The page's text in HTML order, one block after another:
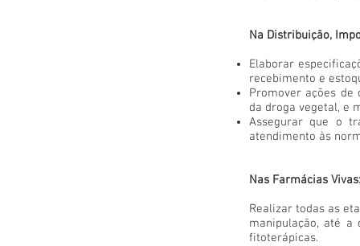
Na Distribuição,
Elaborar
recebimento e
Promover ações de
da droga vegetal, e
Assegurar que o
atendimento às
Nas Farmácias
Realizar todas as
manipulação, até a
fitoterápicas.